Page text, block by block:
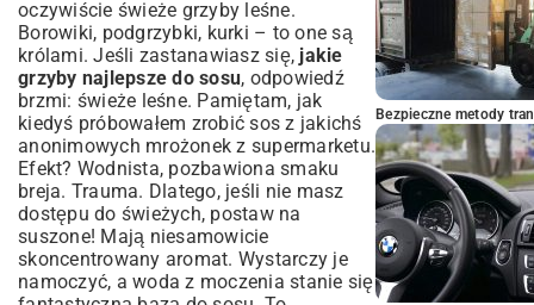
oczywiście świeże grzyby leśne.
Borowiki, podgrzybki, kurki – to one są
królami. Jeśli zastanawiasz się, jakie
grzyby najlepsze do sosu, odpowiedź
brzmi: świeże leśne. Pamiętam, jak
kiedyś próbowałem zrobić sos z jakichś
anonimowych mrożonek z supermarketu.
Efekt? Wodnista, pozbawiona smaku
breja. Trauma. Dlatego, jeśli nie masz
dostępu do świeżych, postaw na
suszone! Mają niesamowicie
skoncentrowany aromat. Wystarczy je
namoczyć, a woda z moczenia stanie się
Bezpieczne metody